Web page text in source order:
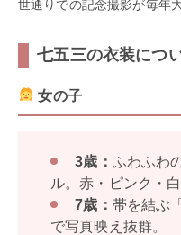
世通りでの記念撮影が毎年
七五三の衣装につ
女の子
3歳： ふわふわ
ル。赤・ピンク・
7歳： 帯を結ぶ
で写真映え抜群。